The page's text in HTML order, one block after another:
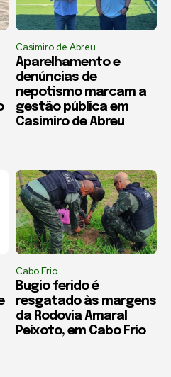
Casimiro de Abreu
Aparelhamento e
denúncias de
nepotismo marcam a
gestão pública em
Casimiro de Abreu
Cabo Frio
Bugio ferido é
resgatado às margens
da Rodovia Amaral
Peixoto, em Cabo Frio